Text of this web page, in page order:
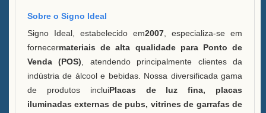
FAQ
Notícias
Entre em contato conosco
Sobre o Signo Ideal
Signo Ideal, estabelecido em2007 , especializa-se em
fornecermateriais de alta qualidade para Ponto de
Venda (POS) , atendendo principalmente clientes da
indústria de álcool e bebidas. Nossa diversificada gama
de produtos incluiPlacas de luz fina, placas
iluminadas externas de pubs, vitrines de garrafas de